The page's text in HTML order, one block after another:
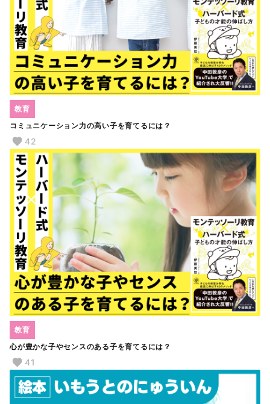
コミュニケーション力の高い子を育てるには？
教育
42
心が豊かな子やセンスのある子を育てるには？
教育
41